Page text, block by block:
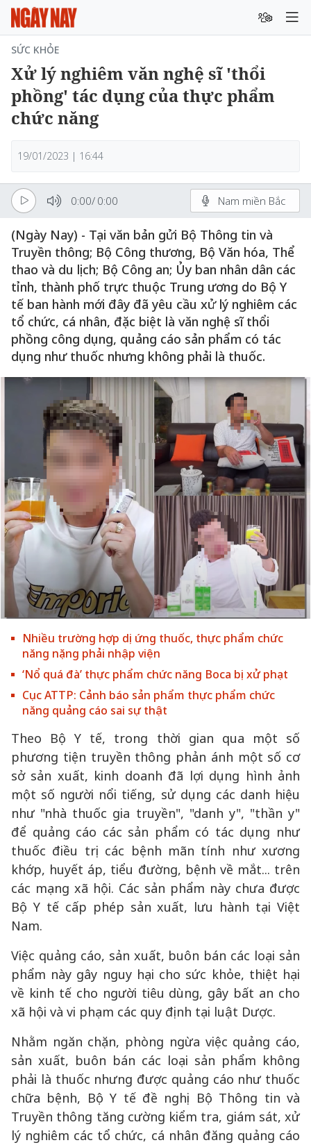
SỨC KHỎE
Xử lý nghiêm văn nghệ sĩ 'thổi
phồng' tác dụng của thực phẩm
chức năng
19/01/2023 | 16:44
0:00/ 0:00 Nam miền Bắc
(Ngày Nay) - Tại văn bản gửi Bộ Thông tin và
Truyền thông; Bộ Công thương, Bộ Văn hóa, Thể
thao và du lịch; Bộ Công an; Ủy ban nhân dân các
tỉnh, thành phố trực thuộc Trung ương do Bộ Y
tế ban hành mới đây đã yêu cầu xử lý nghiêm các
tổ chức, cá nhân, đặc biệt là văn nghệ sĩ thổi
phồng công dụng, quảng cáo sản phẩm có tác
dụng như thuốc nhưng không phải là thuốc.
Nhiều trường hợp dị ứng thuốc, thực phẩm chức
năng nặng phải nhập viện
‘Nổ quá đà’ thực phẩm chức năng Boca bị xử phạt
Cục ATTP: Cảnh báo sản phẩm thực phẩm chức
năng quảng cáo sai sự thật
Theo Bộ Y tế, trong thời gian qua một số
phương tiện truyền thông phản ánh một số cơ
sở sản xuất, kinh doanh đã lợi dụng hình ảnh
một số người nổi tiếng, sử dụng các danh hiệu
như "nhà thuốc gia truyền", "danh y", "thần y"
để quảng cáo các sản phẩm có tác dụng như
thuốc điều trị các bệnh mãn tính như xương
khớp, huyết áp, tiểu đường, bệnh về mắt... trên
các mạng xã hội. Các sản phẩm này chưa được
Bộ Y tế cấp phép sản xuất, lưu hành tại Việt
Nam.
Việc quảng cáo, sản xuất, buôn bán các loại sản
phẩm này gây nguy hại cho sức khỏe, thiệt hại
về kinh tế cho người tiêu dùng, gây bất an cho
xã hội và vi phạm các quy định tại luật Dược.
Nhằm ngăn chặn, phòng ngừa việc quảng cáo,
sản xuất, buôn bán các loại sản phẩm không
phải là thuốc nhưng được quảng cáo như thuốc
chữa bệnh, Bộ Y tế đề nghị Bộ Thông tin và
Truyền thông tăng cường kiểm tra, giám sát, xử
lý nghiêm các tổ chức, cá nhân đăng quảng cáo